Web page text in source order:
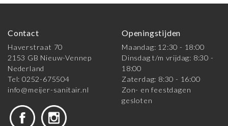
Contact
Haverstraat 70
2153 GB Nieuw-Vennep
Nederland
Tel: 0252-675504
info@meijer-sanitair.nl
Openingstijden
Maandag: 12:30 - 18:00
Dinsdag t/m vrijdag: 8:30 -
18:00
Zaterdag: 8:30 - 16:00
Zon- en feestdagen
gesloten